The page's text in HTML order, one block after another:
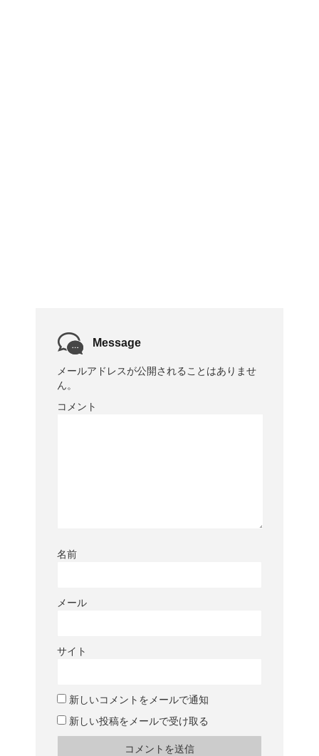
Message
メールアドレスが公開されることはありませ
ん。
コメント
名前
メール
サイト
新しいコメントをメールで通知
新しい投稿をメールで受け取る